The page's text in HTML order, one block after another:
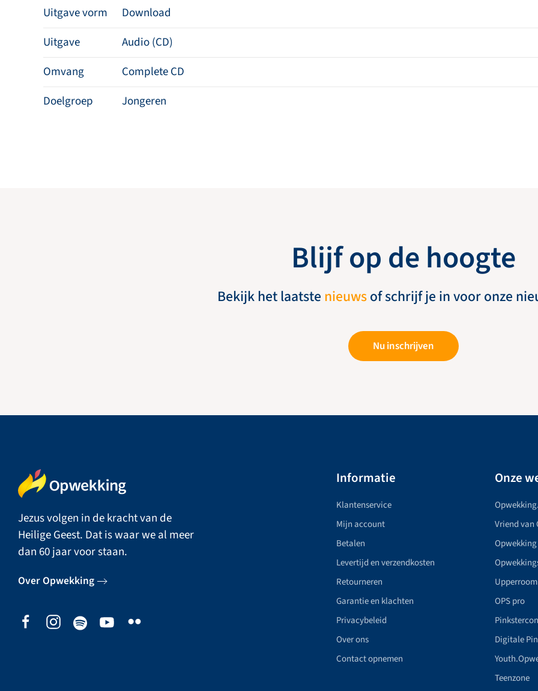
Uitgave vorm
Download
Uitgave
Audio (CD)
Omvang
Complete CD
Doelgroep
Jongeren
Blijf op de hoogte
Bekijk het laatste nieuwsof schrijf je in voor onze
Nu inschrijven
Jezus volgen in de kracht van de
Heilige Geest. Dat is waar we al meer
dan 60 jaar voor staan.
Over Opwekking
Informatie
Klantenservice
Mijn account
Betalen
Levertijd en verzendkosten
Retourneren
Garantie en klachten
Privacybeleid
Over ons
Contact opnemen
Onze
Vriend van
Upperroom
OPS pro
Digitale
Teenzone